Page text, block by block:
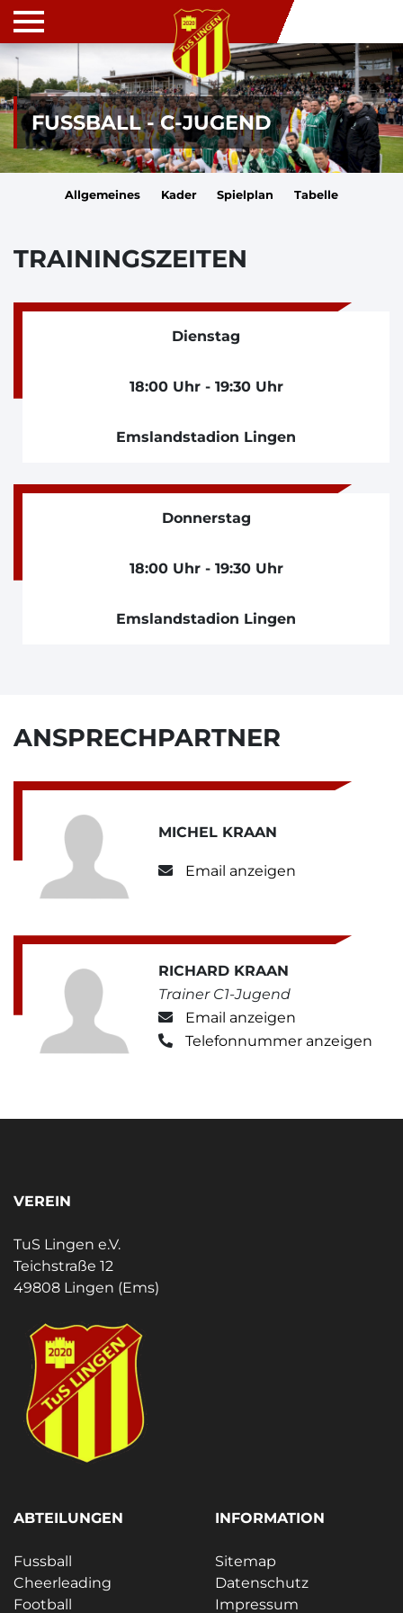
FUSSBALL - C-JUGEND
Allgemeines Kader Spielplan Tabelle
TRAININGSZEITEN
Dienstag
18:00 Uhr - 19:30 Uhr
Emslandstadion Lingen
Donnerstag
18:00 Uhr - 19:30 Uhr
Emslandstadion Lingen
ANSPRECHPARTNER
MICHEL KRAAN
Email anzeigen
RICHARD KRAAN
Trainer C1-Jugend
Email anzeigen
Telefonnummer anzeigen
VEREIN
TuS Lingen e.V.
Teichstraße 12
49808 Lingen (Ems)
ABTEILUNGEN
Fussball
Cheerleading
Football
INFORMATION
Sitemap
Datenschutz
Impressum